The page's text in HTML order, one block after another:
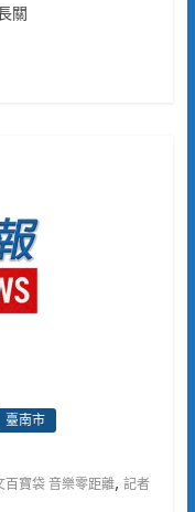
關
臺南市
百寶袋 音樂零距離, 記者